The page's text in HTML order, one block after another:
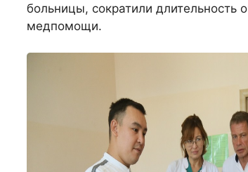
больницы, сократили длительность
медпомощи.